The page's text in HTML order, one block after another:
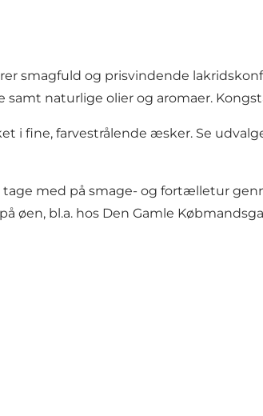
smagfuld og prisvindende
naturlige olier og aromaer.
i fine, farvestrålende æsker. Se
med på smage- og fortælletur
bl.a. hos Den Gamle